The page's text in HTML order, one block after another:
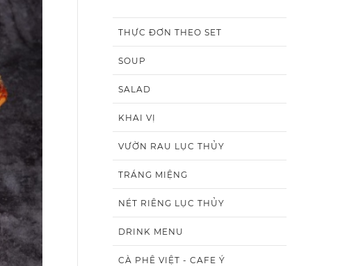
THỰC ĐƠN THEO SET
SOUP
SALAD
KHAI VỊ
VƯỜN RAU LỤC THỦY
TRÁNG MIỆNG
NÉT RIÊNG LỤC THỦY
DRINK MENU
CÀ PHÊ VIỆT - CAFE Ý